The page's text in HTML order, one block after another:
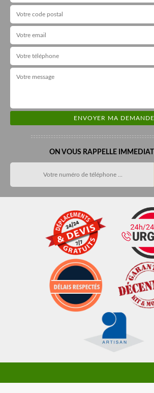
ON VOUS RAPPELLE